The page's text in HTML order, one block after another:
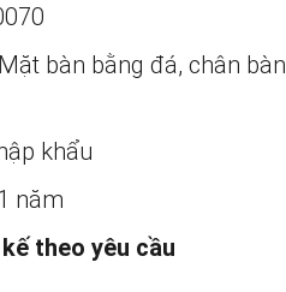
Mặt bàn bằng đá, chân
khẩu
năm
theo yêu cầu